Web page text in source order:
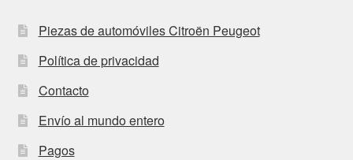
Piezas de automóviles Citroën Peugeot
Política de privacidad
Contacto
Envío al mundo entero
Pagos